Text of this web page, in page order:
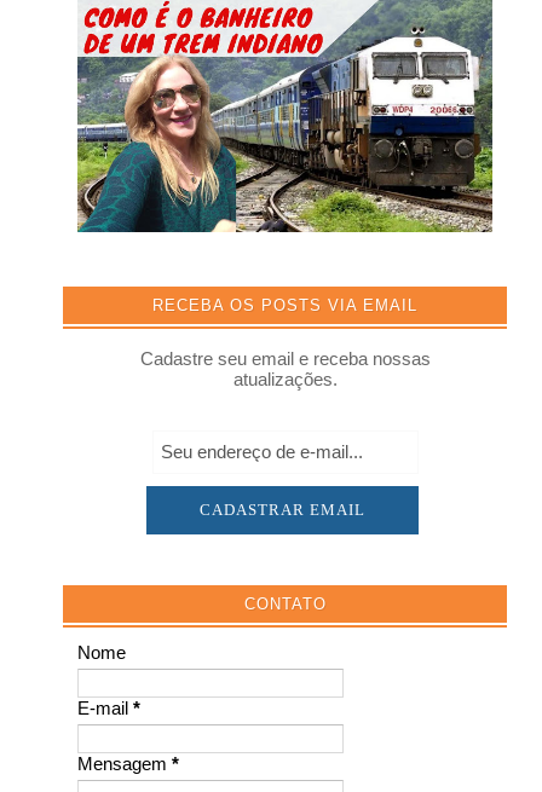
RECEBA OS POSTS VIA EMAIL
Cadastre seu email e receba nossas
atualizações.
CONTATO
Nome
E-mail*
Mensagem*